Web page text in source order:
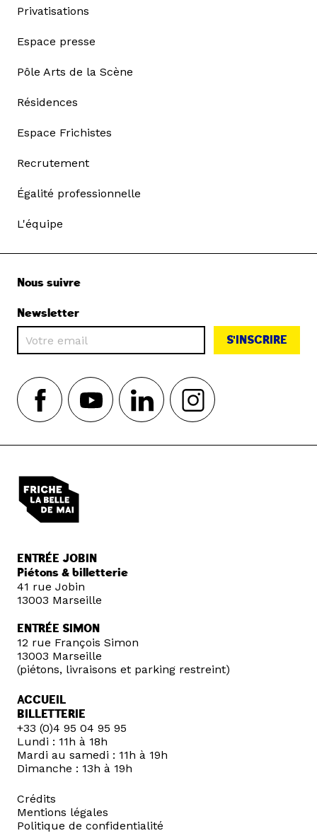
Privatisations
Espace presse
Pôle Arts de la Scène
Résidences
Espace Frichistes
Recrutement
Égalité professionnelle
L'équipe
Nous suivre
Newsletter
S'INSCRIRE
ENTRÉE JOBIN
Piétons & billetterie
41 rue Jobin
13003 Marseille
ENTRÉE SIMON
12 rue François Simon
13003 Marseille
(piétons, livraisons et parking restreint)
ACCUEIL
BILLETTERIE
+33 (0)4 95 04 95 95
Lundi : 11h à 18h
Mardi au samedi : 11h à 19h
Dimanche : 13h à 19h
Crédits
Mentions légales
Politique de confidentialité